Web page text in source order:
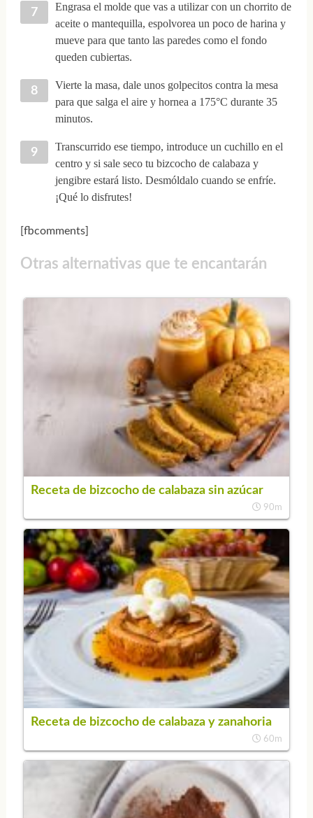
Engrasa el molde que vas a utilizar con un chorrito de
aceite o mantequilla, espolvorea un poco de harina y
mueve para que tanto las paredes como el fondo
queden cubiertas.
Vierte la masa, dale unos golpecitos contra la mesa
para que salga el aire y hornea a 175°C durante 35
minutos.
Transcurrido ese tiempo, introduce un cuchillo en el
centro y si sale seco tu bizcocho de calabaza y
jengibre estará listo. Desmóldalo cuando se enfríe.
¡Qué lo disfrutes!
[fbcomments]
Otras alternativas que te encantarán
Receta de bizcocho de calabaza sin azúcar
90m
Receta de bizcocho de calabaza y zanahoria
60m